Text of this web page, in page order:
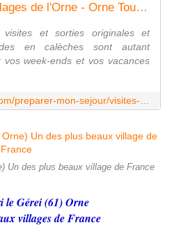
Visites des villes et villages de l'Orne - Orne Tourisme
et sorties originales et
en calèches sont autant
week-ends et vos vacances
Un des plus beaux village de France
le Gérei (61) Orne
villages de France